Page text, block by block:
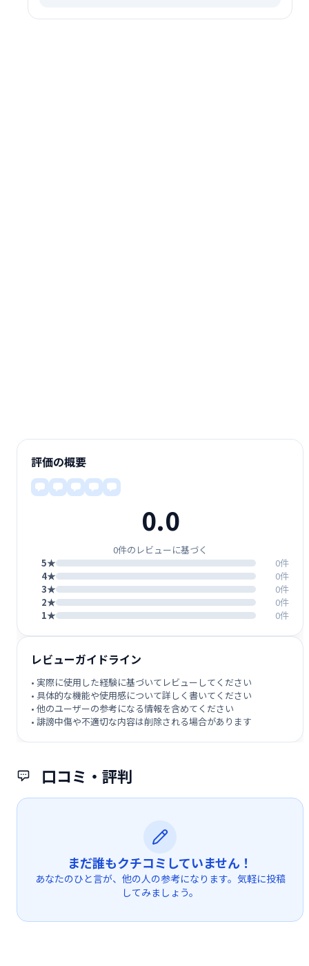
口コミ・評判
まだ誰もクチコミしていません！
あなたのひと言が、他の人の参考になります。気軽に投稿
してみましょう。
評価の概要
0.0
0件のレビューに基づく
5★
0件
4★
0件
3★
0件
2★
0件
1★
0件
レビューガイドライン
• 実際に使用した経験に基づいてレビューしてください
• 具体的な機能や使用感について詳しく書いてください
• 他のユーザーの参考になる情報を含めてください
• 誹謗中傷や不適切な内容は削除される場合があります